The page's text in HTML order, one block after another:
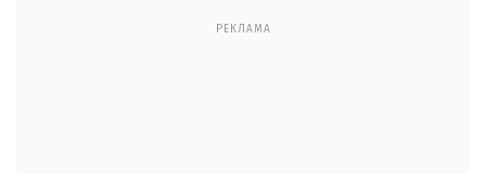
РЕКЛАМА